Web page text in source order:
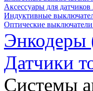
Аксессуары для
Индуктивные
Оптические
Энкодеры
Датчики
Системы